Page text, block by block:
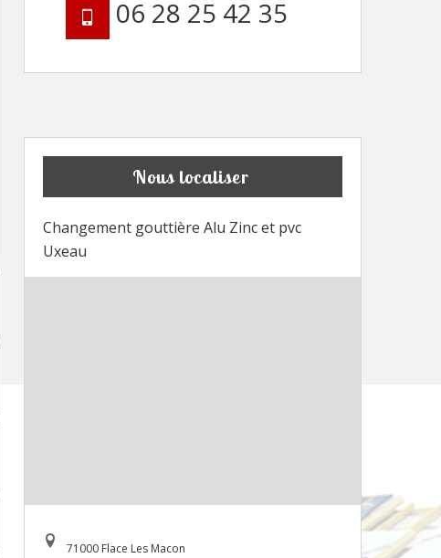
06 28 25 42 35
Nous localiser
Changement gouttière Alu Zinc et pvc
Uxeau
71000 Flace Les Macon